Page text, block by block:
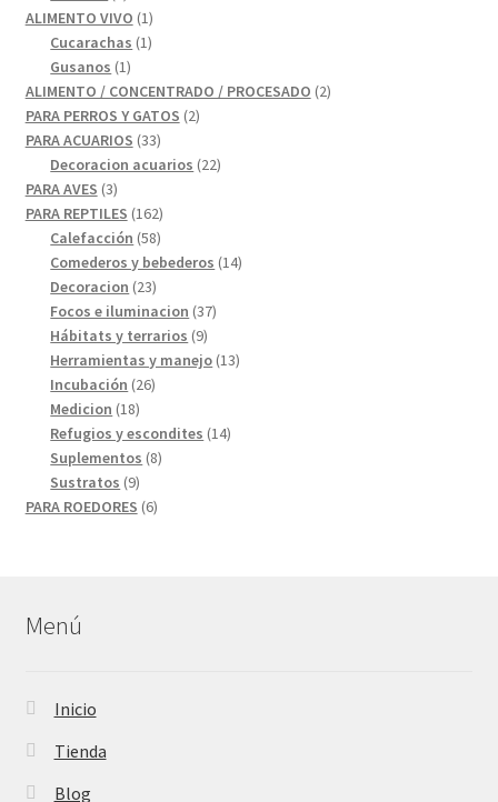
productos
ALIMENTO VIVO 11
producto
Cucarachas 11
Gusanos 11
producto
ALIMENTO / CONCENTRADO / PROCESADO 22
PARA PERROS Y GATOS 22
PARA ACUARIOS 3333
productos
Decoracion acuarios 2222
PARA AVES 33
productos
PARA REPTILES 162162
productos
Calefacción 5858
productos
Comederos y bebederos 1414
Decoracion 2323
productos
Focos e iluminacion 3737
Hábitats y terrarios 99
productos
Herramientas y manejo 1313
Incubación 2626
Medicion 1818
productos
Refugios y escondites 1414
Suplementos 88
Sustratos 99
productos
PARA ROEDORES 66
Menú
Inicio
Tienda
Blog